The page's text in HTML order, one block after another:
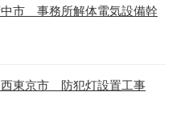
市 事務所解体電気設備幹
東京市 防犯灯設置工事